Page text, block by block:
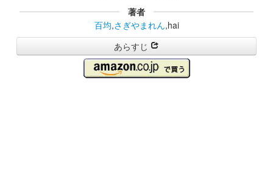
著者
百均,さぎやまれん,hai
あらすじ